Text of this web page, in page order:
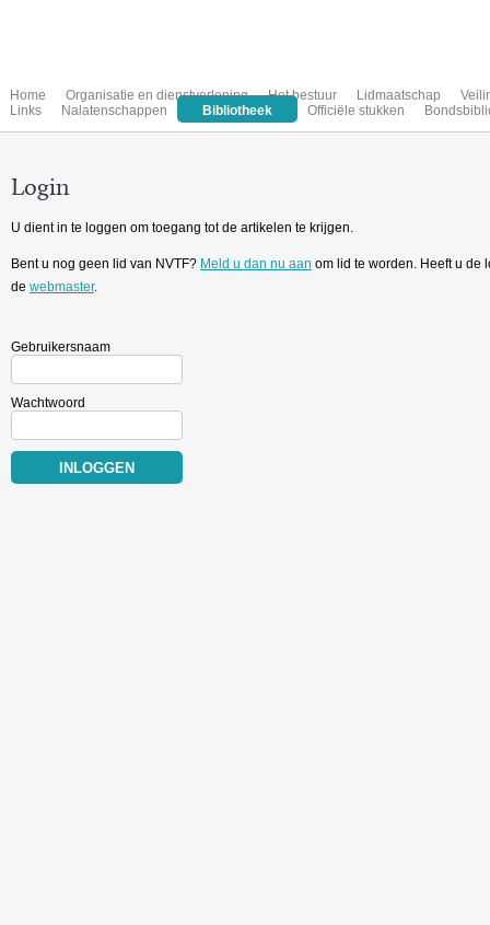
Home Organisatie en dienstverlening Het bestuur Lidmaatschap
Links
Nalatenschappen Bibliotheek Officiële stukken
Login
U dient in te loggen om toegang tot de artikelen te krijgen.
Bent u nog geen lid van NVTF? Meld u dan nu aan om lid te worden. Heeft u de
de webmaster.
Gebruikersnaam
Wachtwoord